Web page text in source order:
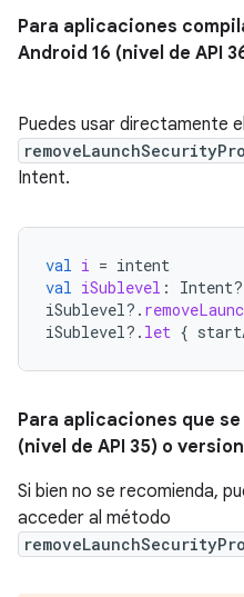
Para aplicaciones
Android 16 (nivel de API
Puedes usar directamente
Intent.
val i = intent
val iSublevel : Intent?
iSublevel?.
iSublevel?. let {
Para aplicaciones que
(nivel de API 35) o
Si bien no se recomienda,
acceder al método